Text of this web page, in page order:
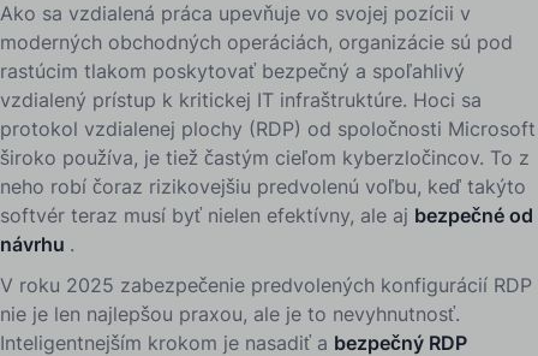
Ako sa vzdialená práca upevňuje vo svojej pozícii v
moderných obchodných operáciách, organizácie sú pod
rastúcim tlakom poskytovať bezpečný a spoľahlivý
vzdialený prístup k kritickej IT infraštruktúre. Hoci sa
protokol vzdialenej plochy (RDP) od spoločnosti Microsoft
široko používa, je tiež častým cieľom kyberzločincov. To z
neho robí čoraz rizikovejšiu predvolenú voľbu, keď takýto
softvér teraz musí byť nielen efektívny, ale aj bezpečné od
návrhu .
V roku 2025 zabezpečenie predvolených konfigurácií RDP
nie je len najlepšou praxou, ale je to nevyhnutnosť.
Inteligentnejším krokom je nasadiť a bezpečný RDP